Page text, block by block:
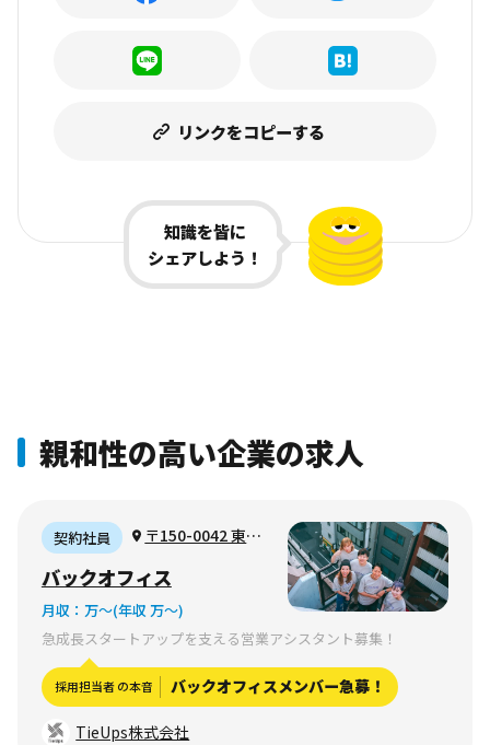
知識を皆に
シェアしよう！
リンクをコピーする
親和性の高い企業の求人
契約社員
〒150-0042 東京
−１ 渋谷ホームズ
1306号室
バックオフィス
月収： 万〜(年収 万〜)
急成長スタートアップを支える営業アシスタント募集！
採用担当者 の本音 バックオフィスメンバー急募！
TieUps株式会社